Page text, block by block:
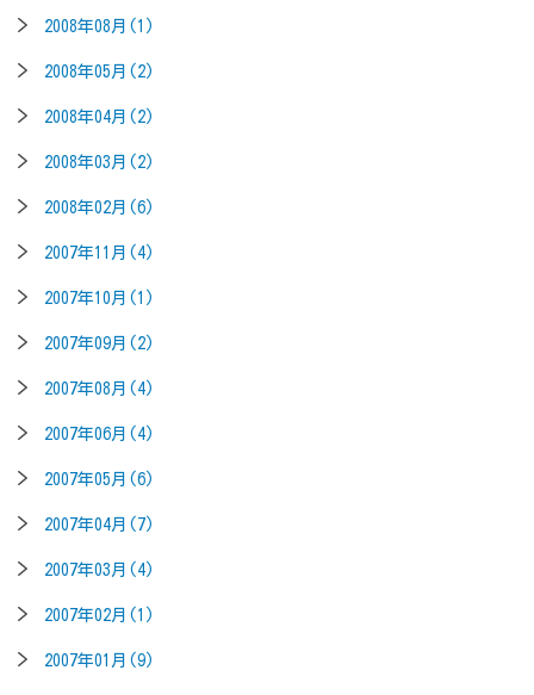
2008年08月(1)
2008年05月(2)
2008年04月(2)
2008年03月(2)
2008年02月(6)
2007年11月(4)
2007年10月(1)
2007年09月(2)
2007年08月(4)
2007年06月(4)
2007年05月(6)
2007年04月(7)
2007年03月(4)
2007年02月(1)
2007年01月(9)